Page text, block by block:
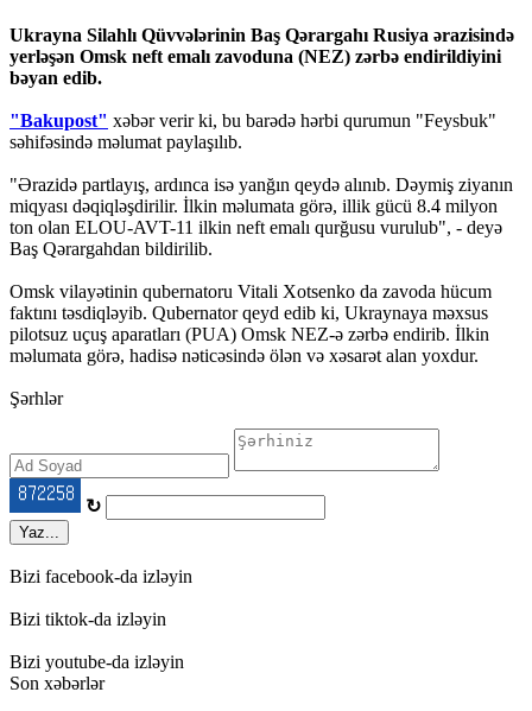
Ukrayna Silahlı Qüvvələrinin Baş Qərargahı Rusiya ərazisində
yerləşən Omsk neft emalı zavoduna (NEZ) zərbə endirildiyini
bəyan edib.
"Bakupost" xəbər verir ki, bu barədə hərbi qurumun "Feysbuk"
səhifəsində məlumat paylaşılıb.
"Ərazidə partlayış, ardınca isə yanğın qeydə alınıb. Dəymiş ziyanın
miqyası dəqiqləşdirilir. İlkin məlumata görə, illik gücü 8.4 milyon
ton olan ELOU-AVT-11 ilkin neft emalı qurğusu vurulub", - deyə
Baş Qərargahdan bildirilib.
Omsk vilayətinin qubernatoru Vitali Xotsenko da zavoda hücum
faktını təsdiqləyib. Qubernator qeyd edib ki, Ukraynaya məxsus
pilotsuz uçuş aparatları (PUA) Omsk NEZ-ə zərbə endirib. İlkin
məlumata görə, hadisə nəticəsində ölən və xəsarət alan yoxdur.
Şərhlər
↻
Yaz...
Bizi facebook-da izləyin
Bizi tiktok-da izləyin
Bizi youtube-da izləyin
Son xəbərlər